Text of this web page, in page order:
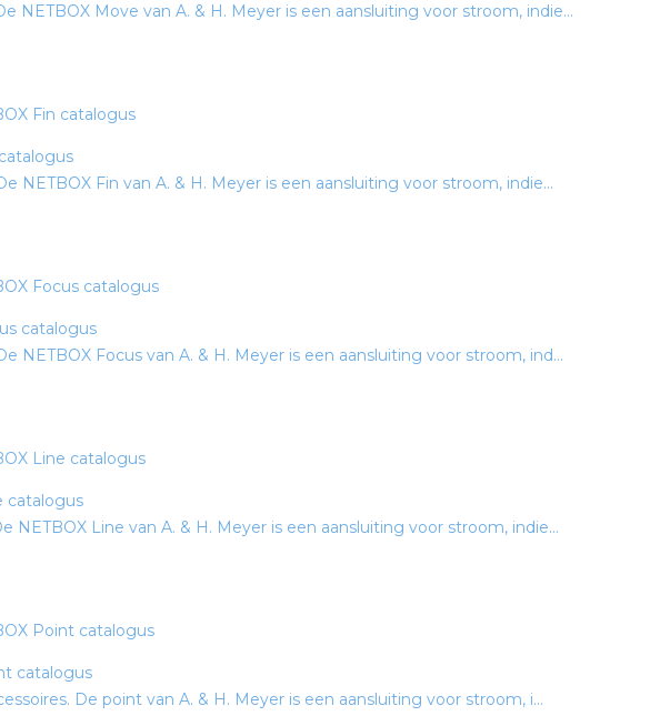
NETBOX Move van A. & H. Meyer is een aansluiting voor stroom, indie...
NETBOX Fin van A. & H. Meyer is een aansluiting voor stroom, indie...
catalogus
NETBOX Focus van A. & H. Meyer is een aansluiting voor stroom, ind...
catalogus
NETBOX Line van A. & H. Meyer is een aansluiting voor stroom, indie...
catalogus
De point van A. & H. Meyer is een aansluiting voor stroom, i...